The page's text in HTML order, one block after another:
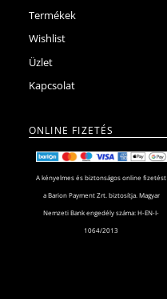
Termékek
Wishlist
Üzlet
Kapcsolat
ONLINE FIZETÉS
A kényelmes és biztonságos online fizetést
a Barion Payment Zrt. biztosítja. Magyar
Nemzeti Bank engedély száma: H-EN-I-
1064/2013